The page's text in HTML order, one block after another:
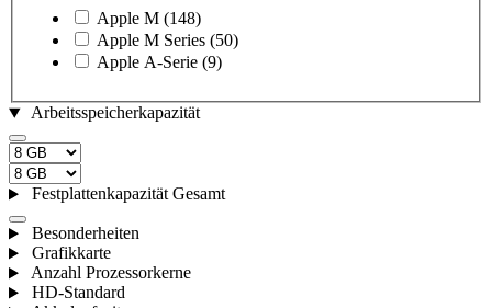
Apple M (148)
Apple M Series (50)
Apple A‑Serie (9)
Arbeitsspeicherkapazität
Festplattenkapazität Gesamt
Besonderheiten
Grafikkarte
Anzahl Prozessorkerne
HD-Standard